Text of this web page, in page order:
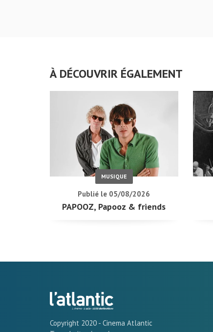
À DÉCOUVRIR ÉGALEMENT
MUSIQUE
Publié le 05/08/2026
PAPOOZ, Papooz & friends
Copyright 2020 - Cinema Atlantic